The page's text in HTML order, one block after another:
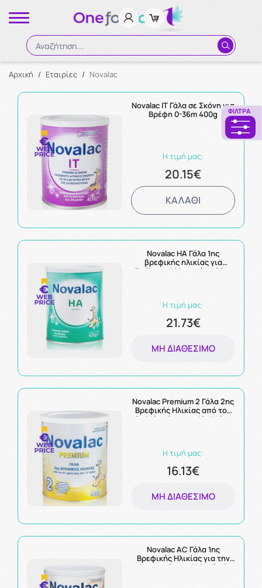
Αναζήτηση...
Αναζήτηση
Αρχική / Εταιρίες / Novalac
ΦΊΛΤΡΑ
Novalac IT Γάλα σε Σκόνη για
Βρέφη 0-36m 400g
Η τιμή μας:
20.15€
ΚΑΛΑΘΙ
Novalac HA Γάλα 1ης
βρεφικής ηλικίας για
Πρόληψη Αλλεργιών 400gr
Η τιμή μας:
21.73€
ΜΗ ΔΙΑΘΈΣΙΜΟ
Novalac Premium 2 Γάλα 2ης
Βρεφικής Ηλικίας από τον
6ο Μήνα έως τον 12ο Μήνα
Η τιμή μας:
16.13€
ΜΗ ΔΙΑΘΈΣΙΜΟ
Novalac AC Γάλα 1ης
Βρεφικής Ηλικίας για την
Αντιμετώπιση Κολικών &